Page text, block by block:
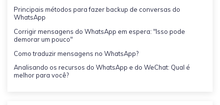
Principais métodos para fazer backup de conversas do
WhatsApp
Corrigir mensagens do WhatsApp em espera: "Isso pode
demorar um pouco"
Como traduzir mensagens no WhatsApp?
Analisando os recursos do WhatsApp e do WeChat: Qual é
melhor para você?